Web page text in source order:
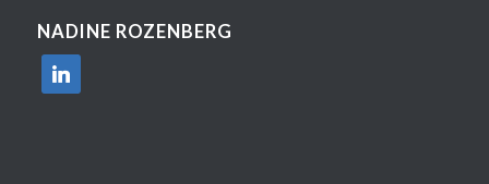
NADINE ROZENBERG
linkedin